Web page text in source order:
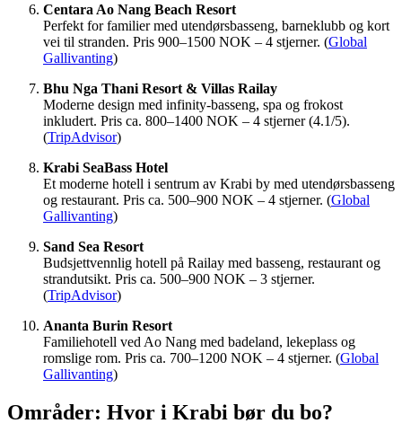
Centara Ao Nang Beach Resort
Perfekt for familier med utendørsbasseng, barneklubb og kort
vei til stranden. Pris 900–1500 NOK – 4 stjerner. (Global
Gallivanting)
Bhu Nga Thani Resort & Villas Railay
Moderne design med infinity-basseng, spa og frokost
inkludert. Pris ca. 800–1400 NOK – 4 stjerner (4.1/5).
(TripAdvisor)
Krabi SeaBass Hotel
Et moderne hotell i sentrum av Krabi by med utendørsbasseng
og restaurant. Pris ca. 500–900 NOK – 4 stjerner. (Global
Gallivanting)
Sand Sea Resort
Budsjettvennlig hotell på Railay med basseng, restaurant og
strandutsikt. Pris ca. 500–900 NOK – 3 stjerner.
(TripAdvisor)
Ananta Burin Resort
Familiehotell ved Ao Nang med badeland, lekeplass og
romslige rom. Pris ca. 700–1200 NOK – 4 stjerner. (Global
Gallivanting)
Områder: Hvor i Krabi bør du bo?